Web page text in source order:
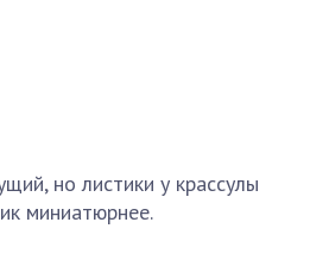
но листики у крассулы
миниатюрнее.